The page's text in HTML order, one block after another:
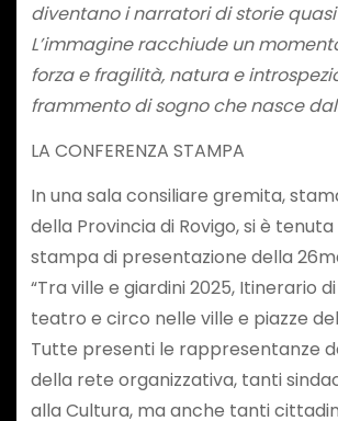
diventano i narratori di storie
L’immagine racchiude un
forza e fragilità, natura e
frammento di sogno che nasce
LA CONFERENZA STAMPA
In una sala consiliare gremita,
della Provincia di Rovigo, si è
stampa di presentazione della
“Tra ville e giardini 2025, Itinerario
teatro e circo nelle ville e piazze del
Tutte presenti le rappresentanze
della rete organizzativa, tanti
alla Cultura, ma anche tanti